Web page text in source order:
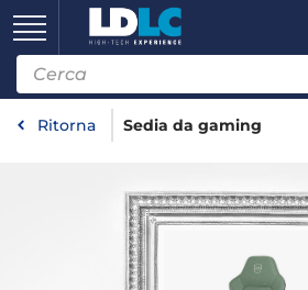
Ritorna Sedia da gaming